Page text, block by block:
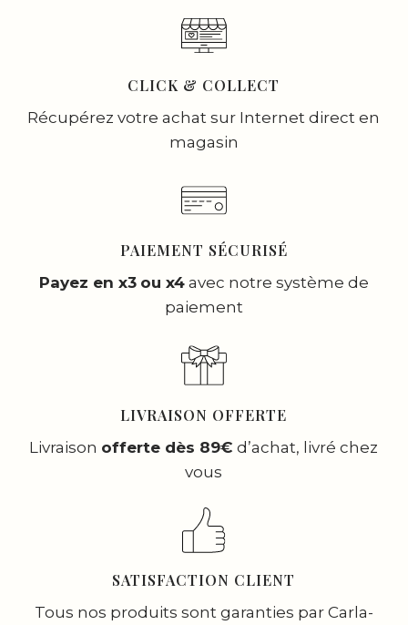
CLICK & COLLECT
Récupérez votre achat sur Internet direct en
magasin
PAIEMENT SÉCURISÉ
Payez en x3 ou x4avec notre système de
paiement
LIVRAISON OFFERTE
Livraison offerte dès 89€ d’achat, livré chez
vous
SATISFACTION CLIENT
Tous nos produits sont garanties par Carla-